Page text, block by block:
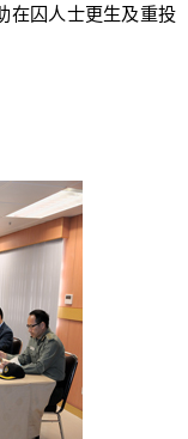
在囚人士更生及重投